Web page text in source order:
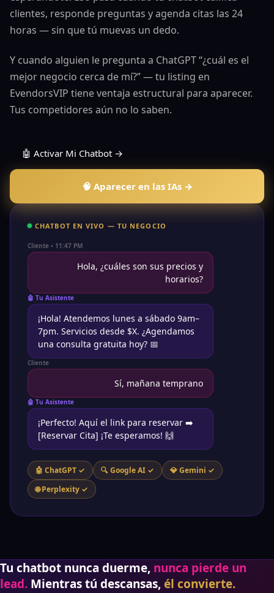
💬
clientes, responde preguntas y agenda citas las 24
horas — sin que tú muevas un dedo.
Y cuando alguien le pregunta a ChatGPT “¿cuál es el
mejor negocio cerca de mí?” — tu listing en
EvendorsVIP tiene ventaja estructural para aparecer.
Tus competidores aún no lo saben.
🤖 Activar Mi Chatbot →
🧠 Aparecer en las IAs →
CHATBOT EN VIVO — TU NEGOCIO
Cliente • 11:47 PM
Hola, ¿cuáles son sus precios y
horarios?
🤖 Tu Asistente
¡Hola! Atendemos lunes a sábado 9am–
7pm. Servicios desde $X. ¿Agendamos
una consulta gratuita hoy? 📅
Cliente
Sí, mañana temprano
🤖 Tu Asistente
¡Perfecto! Aquí el link para reservar ➡️
[Reservar Cita] ¡Te esperamos! 🙌
🤖 ChatGPT ✓ 🔍 Google AI ✓
💎 Gemini ✓
🌐 Perplexity ✓
Tu chatbot nunca duerme, nunca pierde un
lead. Mientras tú descansas, él convierte.